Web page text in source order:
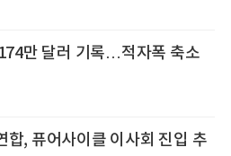
만 달러 기록…적자폭 축소
합, 퓨어사이클 이사회 진입 추